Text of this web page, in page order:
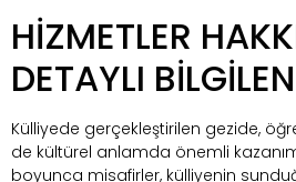
HİZMETLER
DETAYLI
Külliyede gerçekleştirilen gezide,
de kültürel anlamda önemli
boyunca misafirler, külliyenin